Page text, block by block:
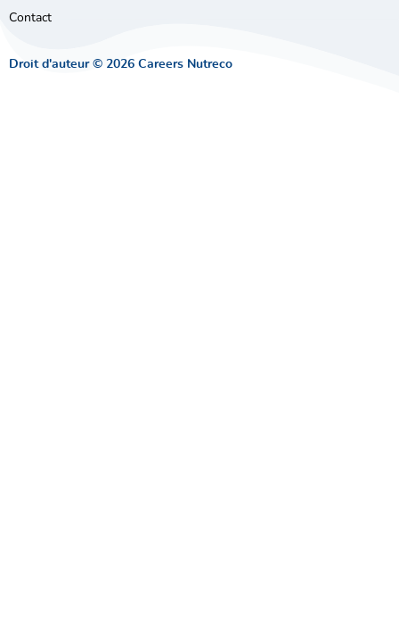
Contact
Droit d'auteur © 2026 Careers Nutreco